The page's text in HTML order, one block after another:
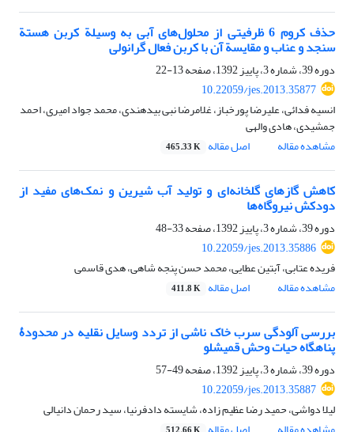
حذف کروم 6 ظرفیتی از محلول‌های آبی به وسیلة کربن هستة
سنجد و عناب و مقایسة آن با کربن فعال گرانولی
دوره 39، شماره 3، پاییز 1392، صفحه
13-22
10.22059/jes.2013.35877
انسیه فدائی، علیرضا پورخباز، غلامرضا نبی بیدهندی، محمد جواد امیری، احمد
جمشیدی، هادی والهی
مشاهده مقاله
اصل مقاله 465.33 K
کاهش گازهای گلخانه‌ای و تولید آب شیرین و نمک‌های مفید از
دودکش نیروگاه‌ها
دوره 39، شماره 3، پاییز 1392، صفحه
33-48
10.22059/jes.2013.35886
فریده عتابی، آبتین عطایی، محمد حسن پنجه شاهی، هدی قاسمی
مشاهده مقاله
اصل مقاله 411.8 K
بررسی آلودگی سرب خاک ناشی از تردد وسایل نقلیه در محدودۀ
پناهگاه حیات وحش قمیشلو
دوره 39، شماره 3، پاییز 1392، صفحه
49-57
10.22059/jes.2013.35887
لیلا دواشی، حمید رضا عظیم زاده، شایسته دادفرنیا، سید رحمان دانیالی